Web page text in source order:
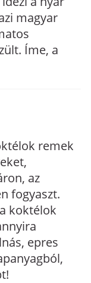
magyar
Íme, a
remek
az
fogyaszt.
koktélok
epres